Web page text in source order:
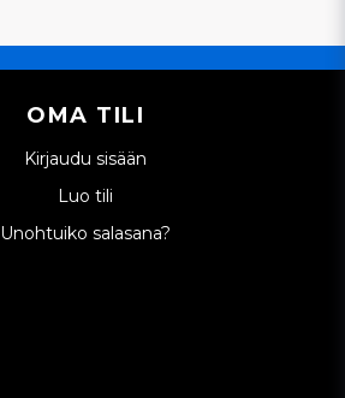
OMA TILI
Kirjaudu sisään
Luo tili
Unohtuiko salasana?